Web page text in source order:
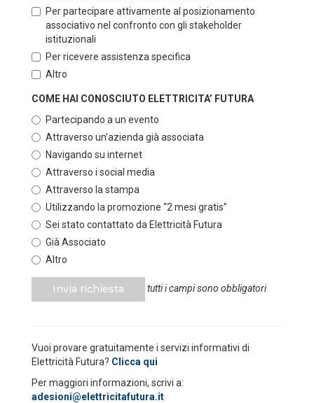
Per partecipare attivamente al posizionamento
associativo nel confronto con gli stakeholder
istituzionali
Per ricevere assistenza specifica
Altro
COME HAI CONOSCIUTO ELETTRICITA’ FUTURA
Partecipando a un evento
Attraverso un’azienda già associata
Navigando su internet
Attraverso i social media
Attraverso la stampa
Utilizzando la promozione “2 mesi gratis”
Sei stato contattato da Elettricità Futura
Già Associato
Altro
Invia richiesta tutti i campi sono obbligatori
Vuoi provare gratuitamente i servizi informativi di
Elettricità Futura? Clicca qui
Per maggiori informazioni, scrivi a:
adesioni@elettricitafutura.it